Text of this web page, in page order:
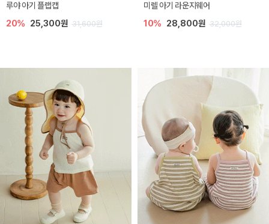
루야 아기 플랩캡
20% 25,300원 31,600원
미렐 아기 라운지웨어
10% 28,800원 32,000원